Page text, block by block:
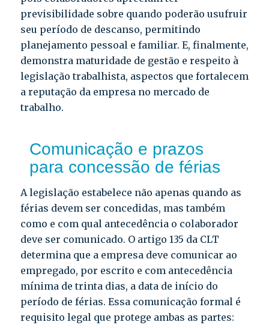
previsibilidade sobre quando poderão usufruir
seu período de descanso, permitindo
planejamento pessoal e familiar. E, finalmente,
demonstra maturidade de gestão e respeito à
legislação trabalhista, aspectos que fortalecem
a reputação da empresa no mercado de
trabalho.
Comunicação e prazos
para concessão de férias
A legislação estabelece não apenas quando as
férias devem ser concedidas, mas também
como e com qual antecedência o colaborador
deve ser comunicado. O artigo 135 da CLT
determina que a empresa deve comunicar ao
empregado, por escrito e com antecedência
mínima de trinta dias, a data de início do
período de férias. Essa comunicação formal é
requisito legal que protege ambas as partes: